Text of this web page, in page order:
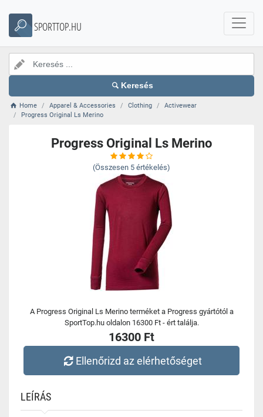
SPORTTOP.HU
Keresés
Home Apparel & Accessories Clothing
Activewear
Progress Original Ls Merino
Progress Original Ls Merino
(Összesen 5 értékelés)
A Progress Original Ls Merino terméket a Progress gyártótól a
SportTop.hu oldalon 16300 Ft - ért találja.
16300 Ft
Ellenőrizd az elérhetőséget
LEÍRÁS